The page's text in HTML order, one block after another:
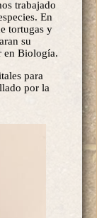
trabajado
En
tortugas y
su
en Biología.
para
por la